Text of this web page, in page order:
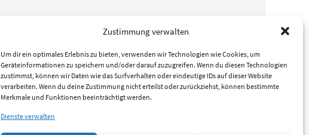
Zustimmung verwalten
Um dir ein optimales Erlebnis zu bieten, verwenden wir Technologien wie Cookies, um
Geräteinformationen zu speichern und/oder darauf zuzugreifen. Wenn du diesen Technologien
zustimmst, können wir Daten wie das Surfverhalten oder eindeutige IDs auf dieser Website
verarbeiten. Wenn du deine Zustimmung nicht erteilst oder zurückziehst, können bestimmte
Merkmale und Funktionen beeinträchtigt werden.
Dienste verwalten